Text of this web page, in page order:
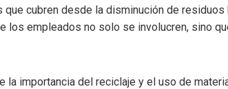
que cubren desde la disminución de
los empleados no solo se involucren, sino
la importancia del reciclaje y el uso de